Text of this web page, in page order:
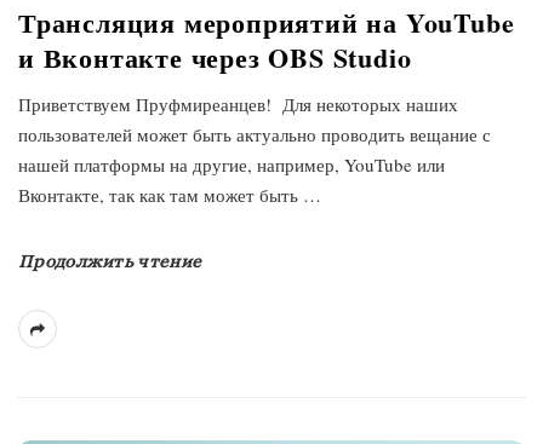
Трансляция мероприятий на YouTube
и Вконтакте через OBS Studio
Приветствуем Пруфмиреанцев! Для некоторых наших
пользователей может быть актуально проводить вещание с
нашей платформы на другие, например, YouTube или
Вконтакте, так как там может быть …
Продолжить чтение